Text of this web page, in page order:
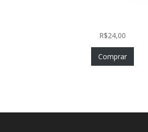
R$24,00
Comprar